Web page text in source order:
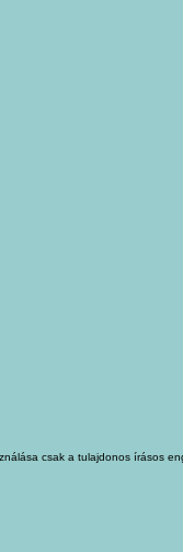
csak a tulajdonos írásos